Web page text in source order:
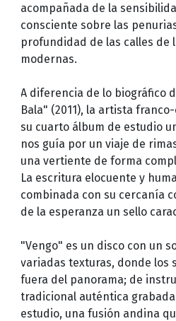
acompañada de la
consciente sobre las
profundidad de las calles de
modernas.
A diferencia de lo biográfico
Bala" (2011), la artista
su cuarto álbum de estudio
nos guía por un viaje de
una vertiente de forma
La escritura elocuente y
combinada con su cercanía
de la esperanza un sello
"Vengo" es un disco con un
variadas texturas, donde los
fuera del panorama; de
tradicional auténtica
estudio, una fusión andina